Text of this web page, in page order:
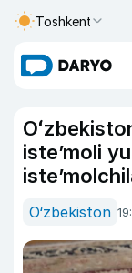
Toshkent
isteʼmoli
O‘zbekiston